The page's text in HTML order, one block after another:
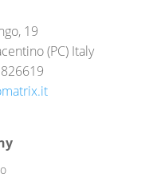
19
(PC) Italy